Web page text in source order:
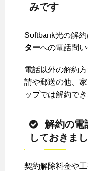
みです
Softbank光の解約
ターへの電話問
電話以外の解約
請や郵送の他、
ップでは解約で
解約の電
しておきま
契約解除料金や